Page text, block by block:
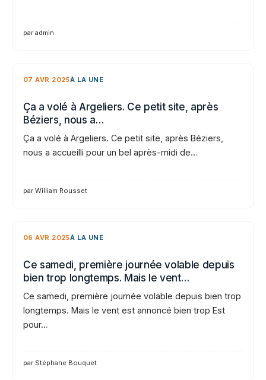
par admin
07 AVR 2025À LA UNE
Ça a volé à Argeliers. Ce petit site, après
Béziers, nous a…
Ça a volé à Argeliers. Ce petit site, après Béziers,
nous a accueilli pour un bel après-midi de…
par William Rousset
06 AVR 2025À LA UNE
Ce samedi, première journée volable depuis
bien trop longtemps. Mais le vent…
Ce samedi, première journée volable depuis bien trop
longtemps. Mais le vent est annoncé bien trop Est
pour…
par Stéphane Bouquet